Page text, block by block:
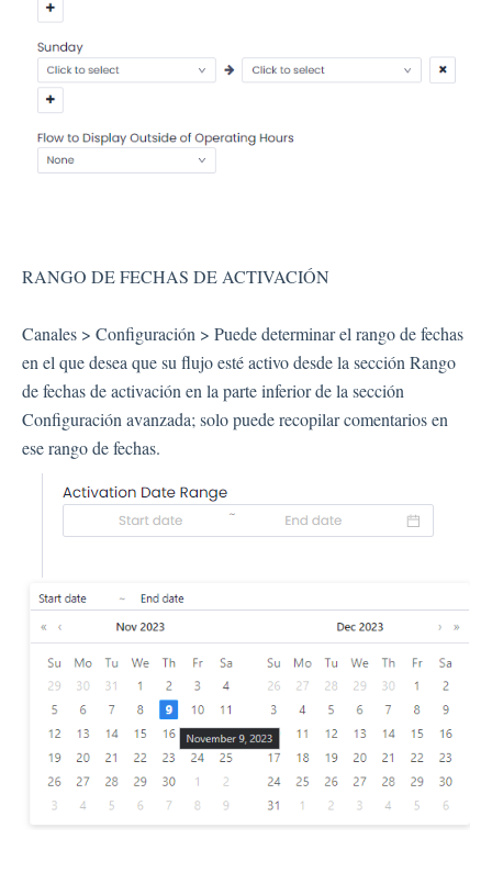
RANGO DE FECHAS DE ACTIVACIÓN
Canales > Configuración > Puede determinar el rango de fechas
en el que desea que su flujo esté activo desde la sección Rango
de fechas de activación en la parte inferior de la sección
Configuración avanzada; solo puede recopilar comentarios en
ese rango de fechas.